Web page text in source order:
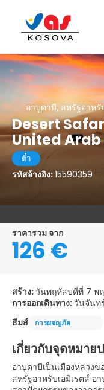
อาบูดาบี, สหรัฐอาหรั
Desert
United
ตั๋ว
รหัสอ้างอิง:15590359
ราคารวม จาก
126 €
สร้าง: วันพฤหัสบดีที่ 7 พ
การออกเดินทาง: วันจันท
ธีมส์
การผจญภัย
เกี่ยวกับจุดหมาย
อาบูดาบีเป็นเมืองหลวง
สหรัฐอาหรับเอมิเรตส์ อ